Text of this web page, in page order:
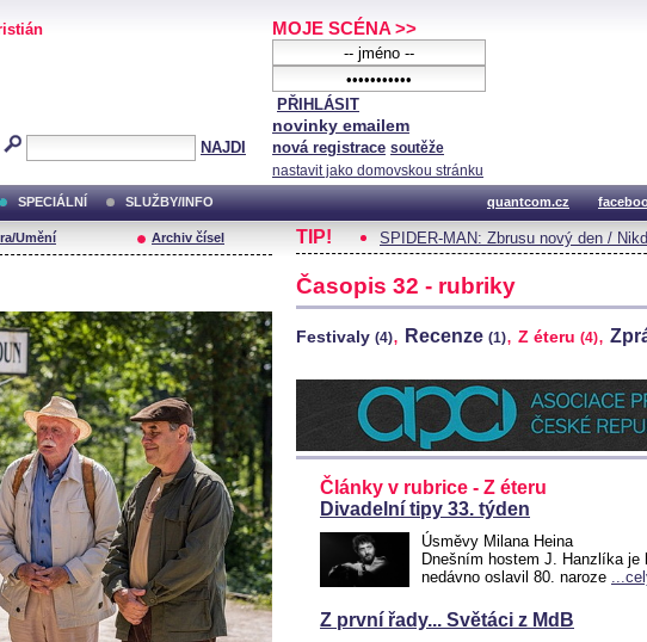
NAJDI
MOJE SCÉNA >>
PŘIHLÁSIT
novinky emailem
nová registrace soutěže
nastavit jako domovskou stránku
SPECIÁLNÍ SLUŽBY/INFO quantcom.cz
Umění Archiv čísel TIP! SPIDER-MAN: Zbrusu nový den /
Časopis 32 - rubriky
Festivaly (4), Recenze (1), Z éteru (4),
Články v rubrice - Z éteru
Divadelní tipy 33. týden
Úsměvy Milana Heina
Dnešním hostem J. Hanzlíka je
nedávno oslavil 80. naroze
Z první řady... Světáci z MdB